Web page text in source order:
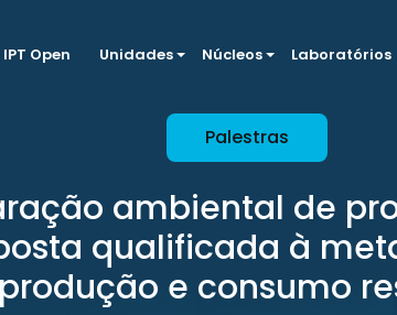
IPT Open Unidades Núcleos Laboratórios
Palestras
ambiental de
qualificada à
e consumo